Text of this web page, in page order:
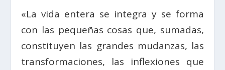
«La vida entera se integra y se forma
con las pequeñas cosas que, sumadas,
constituyen las grandes mudanzas, las
transformaciones, las inflexiones que